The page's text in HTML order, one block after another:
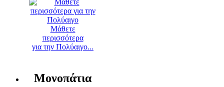
Μάθετε
περισσότερα
για την Πολύαιγο...
Μονοπάτια